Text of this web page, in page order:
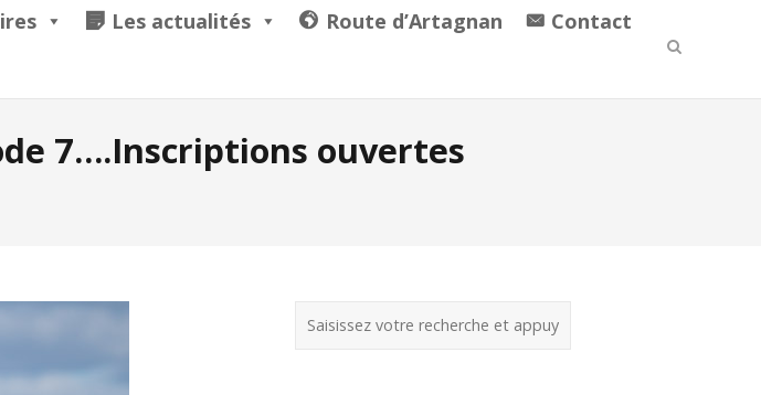
Les actualités Route d’Artagnan Contact
7….Inscriptions ouvertes